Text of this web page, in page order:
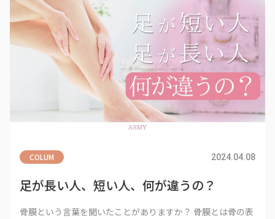
COLUM 2024.04.08
足が長い人、短い人、何が違うの？
骨膜という言葉を聞いたことがありますか？ 骨膜とは骨の表